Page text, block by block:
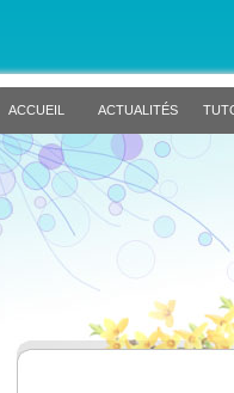
ACCUEIL ACTUALITÉS